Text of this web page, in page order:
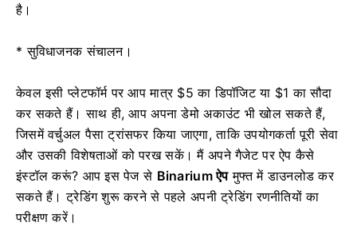
है।
* सुविधाजनक संचालन।
केवल इसी प्लेटफॉर्म पर आप मात्र $5 का डिपॉजिट या $1 का सौदा
कर सकते हैं। साथ ही, आप अपना डेमो अकाउंट भी खोल सकते हैं,
जिसमें वर्चुअल पैसा ट्रांसफर किया जाएगा, ताकि उपयोगकर्ता पूरी सेवा
और उसकी विशेषताओं को परख सकें। मैं अपने गैजेट पर ऐप कैसे
इंस्टॉल करूं? आप इस पेज से Binarium ऐपमुफ्त में डाउनलोड कर
सकते हैं। ट्रेडिंग शुरू करने से पहले अपनी ट्रेडिंग रणनीतियों का
परीक्षण करें।